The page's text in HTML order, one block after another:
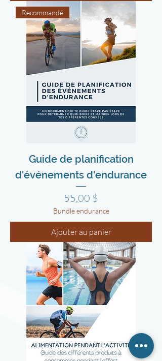
Recommandé
Guide de planification
d'événements d'endurance
Prix
55,00 $
Bundle endurance
Ajouter au panier